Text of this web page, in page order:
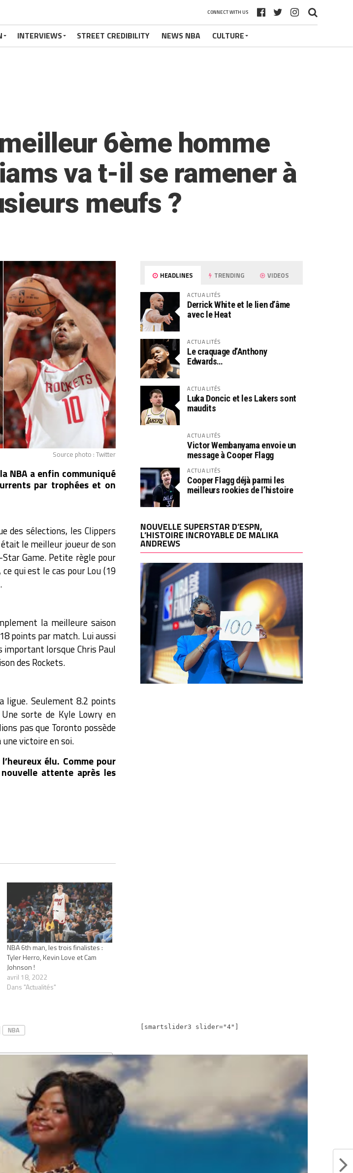
CONNECT WITH US
INTERVIEWS STREET CREDIBILITY NEWS NBA CULTURE
6ème homme
va t-il se ramener à
meufs ?
Source photo : Twitter
NBA a enfin communiqué
par trophées et on
des sélections, les Clippers
le meilleur joueur de son
Game. Petite règle pour
qui est le cas pour Lou (19
la meilleure saison
points par match. Lui aussi
important lorsque Chris Paul
des Rockets.
ligue. Seulement 8.2 points
sorte de Kyle Lowry en
pas que Toronto possède
victoire en soi.
élu. Comme pour
attente après les
NBA 6th man, les trois finalistes :
Tyler Herro, Kevin Love et Cam
Johnson !
avril 18, 2022
Dans "Actualités"
NBA
HEADLINES TRENDING VIDEOS
ACTUALITÉS
Derrick White et le lien d’âme
avec le Heat
ACTUALITÉS
Le craquage d’Anthony
Edwards…
ACTUALITÉS
Luka Doncic et les Lakers sont
maudits
ACTUALITÉS
Victor Wembanyama envoie un
message à Cooper Flagg
ACTUALITÉS
Cooper Flagg déjà parmi les
meilleurs rookies de l’histoire
NOUVELLE SUPERSTAR D’ESPN,
L’HISTOIRE INCROYABLE DE MALIKA
ANDREWS
[smartslider3 slider="4"]